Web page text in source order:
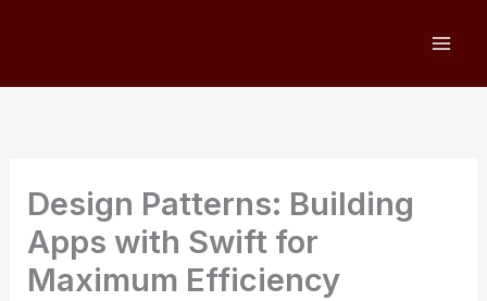
Design Patterns: Building
Apps with Swift for
Maximum Efficiency